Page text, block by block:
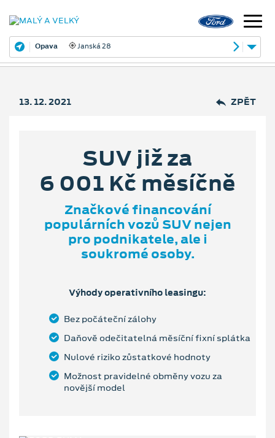
Opava Janská 28
13. 12. 2021 ZPĚT
SUV již za
6 001 Kč měsíčně
Značkové financování
populárních vozů SUV nejen
pro podnikatele, ale i
soukromé osoby.
Výhody operativního leasingu:
Bez počáteční zálohy
Daňově odečitatelná měsíční fixní splátka
Nulové riziko zůstatkové hodnoty
Možnost pravidelné obměny vozu za
novější model